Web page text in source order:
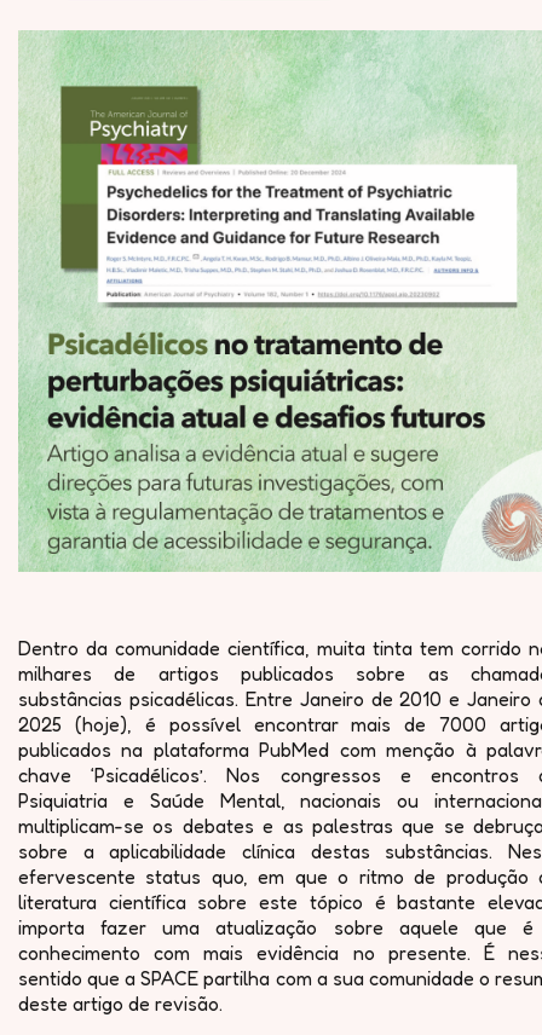
Dentro da comunidade científica, muita tinta tem corrido
milhares de artigos publicados sobre as
substâncias psicadélicas. Entre Janeiro de 2010 e Janeiro
2025 (hoje), é possível encontrar mais de 7000
publicados na plataforma PubMed com menção à
chave ‘Psicadélicos’. Nos congressos e encontros
Psiquiatria e Saúde Mental, nacionais ou
multiplicam-se os debates e as palestras que se
sobre a aplicabilidade clínica destas substâncias.
efervescente status quo, em que o ritmo de produção
literatura científica sobre este tópico é bastante
importa fazer uma atualização sobre aquele que
conhecimento com mais evidência no presente. É
sentido que a SPACE partilha com a sua comunidade o
deste artigo de revisão.